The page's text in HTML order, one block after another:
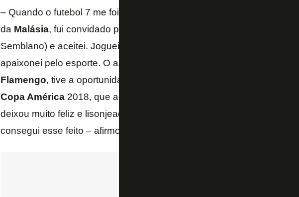
– Quando o futebol 7 me foi apresentado eu jogava futebol de
da Malásia, fui convidado por um grande personagem do futebol 7, o
Semblano) e aceitei. Joguei a
apaixonei pelo esporte. O ano de 2018 foi incrível. Ganhei muitos
Flamengo, tive a oportunidade de jogar pela
Copa América2018, que acabou me coroando com esse título
deixou muito feliz e lisonjeado. Foi mágico saber que entre tantos
consegui esse feito – afirmou